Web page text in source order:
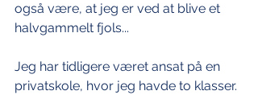
også være, at jeg er ved at blive et
halvgammelt fjols...
Jeg har tidligere været ansat på en
privatskole, hvor jeg havde to klasser.